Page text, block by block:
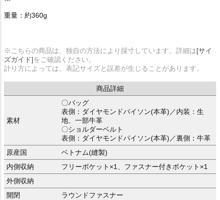
重量：約360g
※こちらの商品は、独自の方法により採寸しています。詳細は[サイ
ズガイド]をご確認ください。
計り方によっては、表記サイズと誤差が生じることがあります。
商品詳細
素材
〇バッグ
表側：ダイヤモンドパイソン(本革)／内装：生
地、一部牛革
〇ショルダーベルト
表側：ダイヤモンドパイソン(本革)／裏側：牛革
原産国
ベトナム(縫製)
内側収納
フリーポケット×1、ファスナー付きポケット×1
外側収納
開閉
ラウンドファスナー